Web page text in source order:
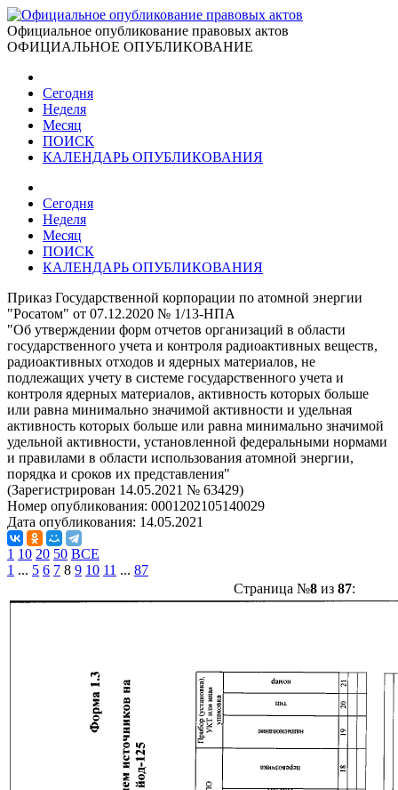
Официальное опубликование правовых актов
ОФИЦИАЛЬНОЕ ОПУБЛИКОВАНИЕ
Сегодня
Неделя
Месяц
ПОИСК
КАЛЕНДАРЬ ОПУБЛИКОВАНИЯ
Сегодня
Неделя
Месяц
ПОИСК
КАЛЕНДАРЬ ОПУБЛИКОВАНИЯ
Приказ Государственной корпорации по атомной энергии
"Росатом" от 07.12.2020 № 1/13-НПА
"Об утверждении форм отчетов организаций в области
государственного учета и контроля радиоактивных веществ,
радиоактивных отходов и ядерных материалов, не
подлежащих учету в системе государственного учета и
контроля ядерных материалов, активность которых больше
или равна минимально значимой активности и удельная
активность которых больше или равна минимально значимой
удельной активности, установленной федеральными нормами
и правилами в области использования атомной энергии,
порядка и сроков их представления"
(Зарегистрирован 14.05.2021 № 63429)
Номер опубликования: 0001202105140029
Дата опубликования: 14.05.2021
1 10 20 50 ВСЕ
1 ... 5 6 7 8 9 10 11 ... 87
Страница №8из 87: